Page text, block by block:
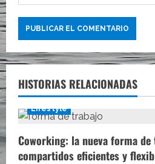
HISTORIAS RELACIONADAS
Lifestyle
Coworking: la nueva forma
compartidos eficientes y